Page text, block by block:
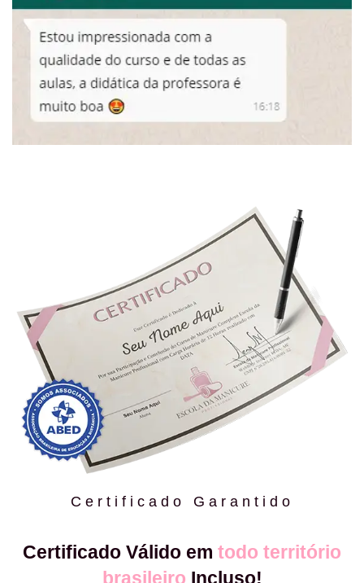
Certificado Garantido
Certificado Válido em todo território
brasileiro Incluso!